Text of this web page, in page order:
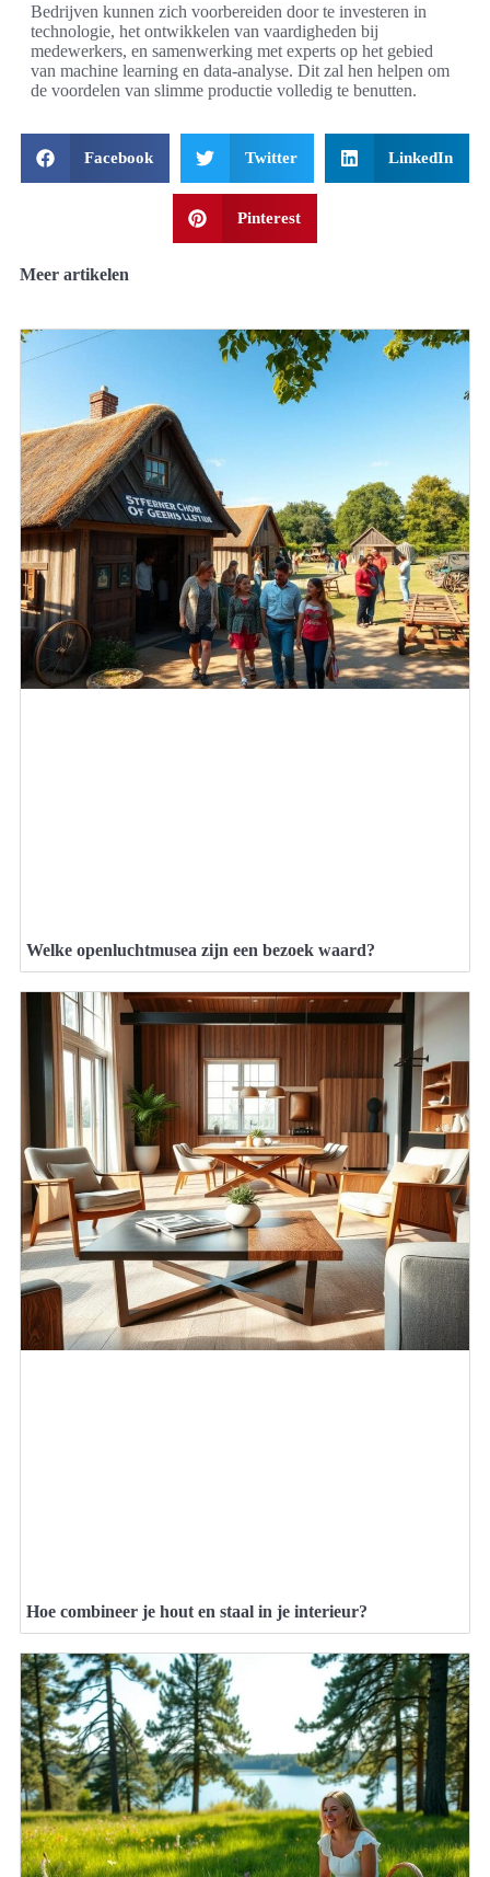
Bedrijven kunnen zich voorbereiden door te investeren in
technologie, het ontwikkelen van vaardigheden bij
medewerkers, en samenwerking met experts op het gebied
van machine learning en data-analyse. Dit zal hen helpen om
de voordelen van slimme productie volledig te benutten.
Facebook Twitter LinkedIn
Pinterest
Meer artikelen
Welke openluchtmusea zijn een bezoek waard?
Hoe combineer je hout en staal in je interieur?